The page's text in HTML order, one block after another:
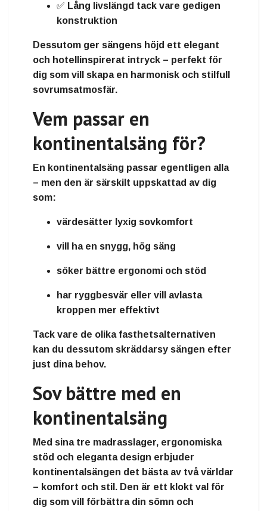
✅ Lång livslängd tack vare gedigen
konstruktion
Dessutom ger sängens höjd ett elegant
och hotellinspirerat intryck – perfekt för
dig som vill skapa en harmonisk och stilfull
sovrumsatmosfär.
Vem passar en
kontinentalsäng för?
En kontinentalsäng passar egentligen alla
– men den är särskilt uppskattad av dig
som:
värdesätter lyxig sovkomfort
vill ha en snygg, hög säng
söker bättre ergonomi och stöd
har ryggbesvär eller vill avlasta
kroppen mer effektivt
Tack vare de olika fasthetsalternativen
kan du dessutom skräddarsy sängen efter
just dina behov.
Sov bättre med en
kontinentalsäng
Med sina tre madrasslager, ergonomiska
stöd och eleganta design erbjuder
kontinentalsängen det bästa av två världar
– komfort och stil . Den är ett klokt val för
dig som vill förbättra din sömn och